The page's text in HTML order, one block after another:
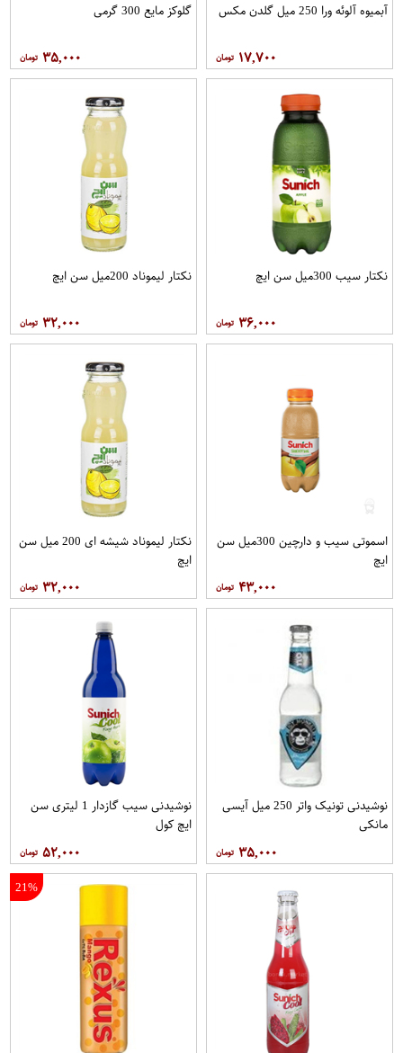
آبمیوه آلوئه ورا 250 میل گلدن مکس
۱۷,۷۰۰
گلوکز مایع 300 گرمی
۳۵,۰۰۰
نکتار سیب 300میل سن ایچ
۳۶,۰۰۰
نکتار لیموناد 200میل سن ایچ
۳۲,۰۰۰
اسموتی سیب و دارچین 300میل سن
ایچ
۴۳,۰۰۰
نکتار لیموناد شیشه ای 200 میل سن
ایچ
۳۲,۰۰۰
نوشیدنی تونیک واتر 250 میل آیسی
مانکی
۳۵,۰۰۰
نوشیدنی سیب گازدار 1 لیتری سن
ایچ کول
۵۲,۰۰۰
21%